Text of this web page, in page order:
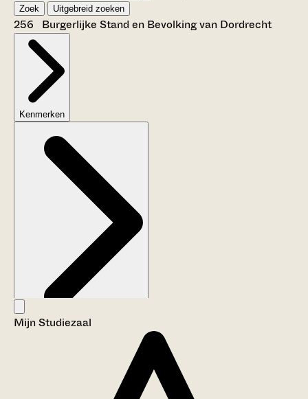
Zoek Uitgebreid zoeken
256 Burgerlijke Stand en Bevolking van Dordrecht
Kenmerken
Aanwijzingen voor de gebruiker
Mijn Studiezaal